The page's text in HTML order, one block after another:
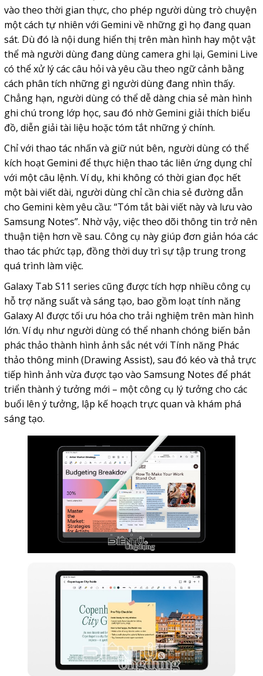
vào theo thời gian thực, cho phép người dùng trò chuyện
một cách tự nhiên với Gemini về những gì họ đang quan
sát. Dù đó là nội dung hiển thị trên màn hình hay một vật
thể mà người dùng đang dùng camera ghi lại, Gemini Live
có thể xử lý các câu hỏi và yêu cầu theo ngữ cảnh bằng
cách phân tích những gì người dùng đang nhìn thấy.
Chẳng hạn, người dùng có thể dễ dàng chia sẻ màn hình
ghi chú trong lớp học, sau đó nhờ Gemini giải thích biểu
đồ, diễn giải tài liệu hoặc tóm tắt những ý chính.
Chỉ với thao tác nhấn và giữ nút bên, người dùng có thể
kích hoạt Gemini để thực hiện thao tác liên ứng dụng chỉ
với một câu lệnh. Ví dụ, khi không có thời gian đọc hết
một bài viết dài, người dùng chỉ cần chia sẻ đường dẫn
cho Gemini kèm yêu cầu: “Tóm tắt bài viết này và lưu vào
Samsung Notes”. Nhờ vậy, việc theo dõi thông tin trở nên
thuận tiện hơn về sau. Công cụ này giúp đơn giản hóa các
thao tác phức tạp, đồng thời duy trì sự tập trung trong
quá trình làm việc.
Galaxy Tab S11 series cũng được tích hợp nhiều công cụ
hỗ trợ năng suất và sáng tạo, bao gồm loạt tính năng
Galaxy AI được tối ưu hóa cho trải nghiệm trên màn hình
lớn. Ví dụ như người dùng có thể nhanh chóng biến bản
phác thảo thành hình ảnh sắc nét với Tính năng Phác
thảo thông minh (Drawing Assist), sau đó kéo và thả trực
tiếp hình ảnh vừa được tạo vào Samsung Notes để phát
triển thành ý tưởng mới – một công cụ lý tưởng cho các
buổi lên ý tưởng, lập kế hoạch trực quan và khám phá
sáng tạo.